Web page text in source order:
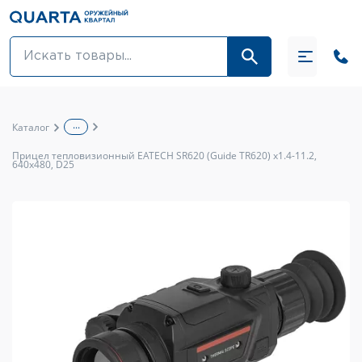
Оптовикам
Тюнинг оружия и ЗИП
Каталог ...
Прицел тепловизионный EATECH SR620 (Guide TR620) x1.4-11.2,
640x480, D25